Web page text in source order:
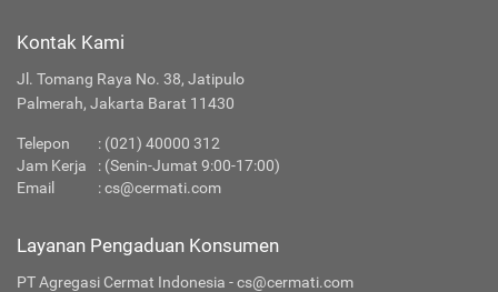
Kontak Kami
Jl. Tomang Raya No. 38, Jatipulo
Palmerah, Jakarta Barat 11430
Telepon
: (021) 40000 312
Jam Kerja
: (Senin-Jumat 9:00-17:00)
Email
:cs@cermati.com
Layanan Pengaduan Konsumen
PT Agregasi Cermat Indonesia - cs@cermati.com